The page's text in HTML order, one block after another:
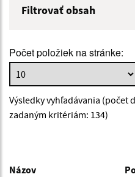
Filtrovať obsah
Popis:
Dátum zverejnenia od:
Počet položiek na stránke:
Výsledky vyhľadávania (počet
zadaným kritériám: 134)
Názov